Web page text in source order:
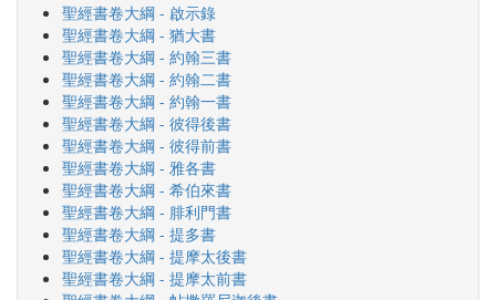
聖經書卷大綱 - 啟示錄
聖經書卷大綱 - 猶大書
聖經書卷大綱 - 約翰三書
聖經書卷大綱 - 約翰二書
聖經書卷大綱 - 約翰一書
聖經書卷大綱 - 彼得後書
聖經書卷大綱 - 彼得前書
聖經書卷大綱 - 雅各書
聖經書卷大綱 - 希伯來書
聖經書卷大綱 - 腓利門書
聖經書卷大綱 - 提多書
聖經書卷大綱 - 提摩太後書
聖經書卷大綱 - 提摩太前書